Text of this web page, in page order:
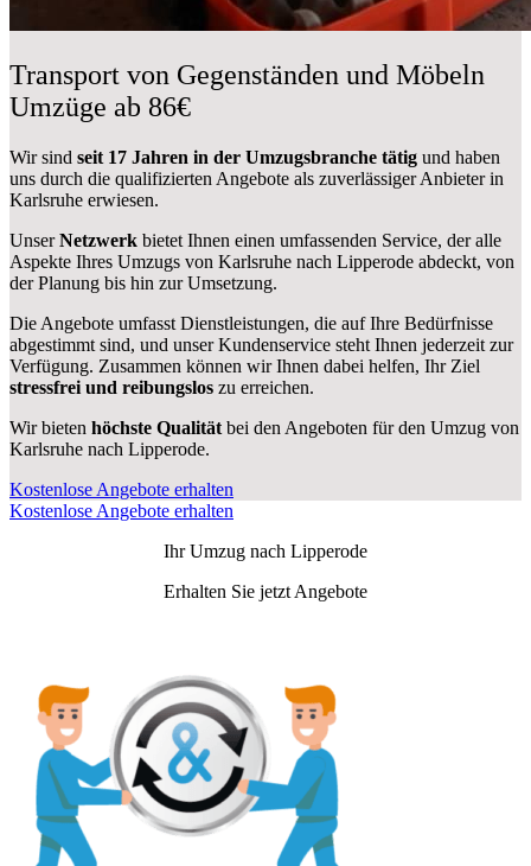
Transport von Gegenständen und Möbeln
Umzüge ab 86€
Wir sind seit 17 Jahren in der Umzugsbranche tätig und haben
uns durch die qualifizierten Angebote als zuverlässiger Anbieter in
Karlsruhe erwiesen.
UnserNetzwerk bietet Ihnen einen umfassenden Service, der alle
Aspekte Ihres Umzugs von Karlsruhe nach Lipperode abdeckt, von
der Planung bis hin zur Umsetzung.
Die Angebote umfasst Dienstleistungen, die auf Ihre Bedürfnisse
abgestimmt sind, und unser Kundenservice steht Ihnen jederzeit zur
Verfügung. Zusammen können wir Ihnen dabei helfen, Ihr Ziel
stressfrei und reibungslos zu erreichen.
Wir bieten höchste Qualität bei den Angeboten für den Umzug von
Karlsruhe nach Lipperode.
Kostenlose Angebote erhalten
Kostenlose Angebote erhalten
Ihr Umzug nach Lipperode
Erhalten Sie jetzt Angebote